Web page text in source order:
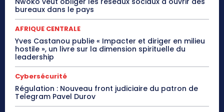
bureaux dans le pays
AFRIQUE CENTRALE
Yves Castanou publie « Impacter et diriger en milieu
hostile », un livre sur la dimension spirituelle du
leadership
Cybersécurité
Régulation : Nouveau front judiciaire du patron de
Telegram Pavel Durov